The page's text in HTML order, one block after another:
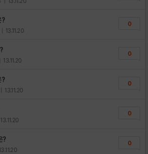
?
| 13.11.20
0
| 13.11.20
0
?
| 13.11.20
0
| 13.11.20
0
? 0